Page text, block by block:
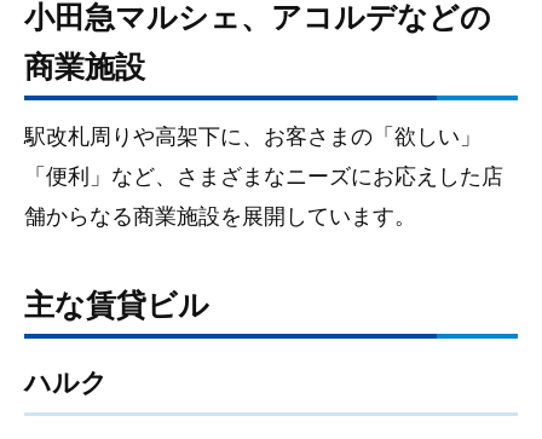
小田急マルシェ、アコルデなどの
商業施設
駅改札周りや高架下に、お客さまの「欲しい」
「便利」など、さまざまなニーズにお応えした店
舗からなる商業施設を展開しています。
主な賃貸ビル
ハルク